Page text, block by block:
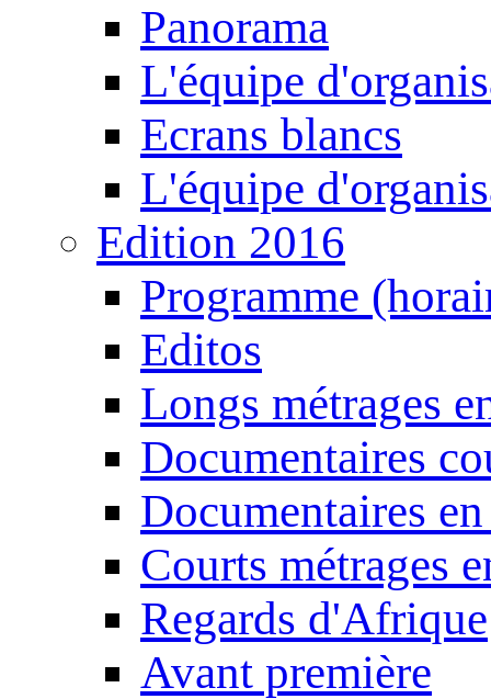
Panorama
L'équipe
Ecrans blancs
L'équipe
Edition 2016
Programme
Editos
Longs métrages
Documentaires
Documentaires
Courts métrages
Regards d'Afrique
Avant première